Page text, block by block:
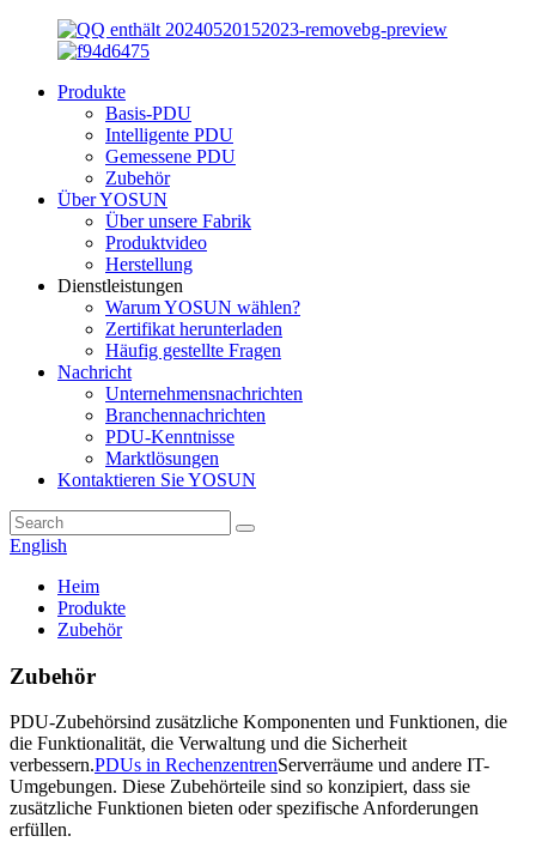
Produkte
Basis-PDU
Intelligente PDU
Gemessene PDU
Zubehör
Über YOSUN
Über unsere Fabrik
Produktvideo
Herstellung
Dienstleistungen
Warum YOSUN wählen?
Zertifikat herunterladen
Häufig gestellte Fragen
Nachricht
Unternehmensnachrichten
Branchennachrichten
PDU-Kenntnisse
Marktlösungen
Kontaktieren Sie YOSUN
English
Heim
Produkte
Zubehör
Zubehör
PDU-Zubehörsind zusätzliche Komponenten und Funktionen, die
die Funktionalität, die Verwaltung und die Sicherheit
verbessern.PDUs in RechenzentrenServerräume und andere IT-
Umgebungen. Diese Zubehörteile sind so konzipiert, dass sie
zusätzliche Funktionen bieten oder spezifische Anforderungen
erfüllen.